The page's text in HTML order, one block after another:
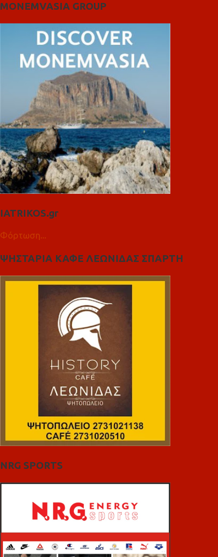
MONEMVASIA GROUP
IATRIKOS.gr
Φόρτωση...
ΨΗΣΤΑΡΙΑ ΚΑΦΕ ΛΕΩΝΙΔΑΣ ΣΠΑΡΤΗ
NRG SPORTS